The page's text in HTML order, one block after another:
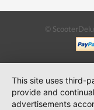
©
This site uses third-
provide and
advertisements